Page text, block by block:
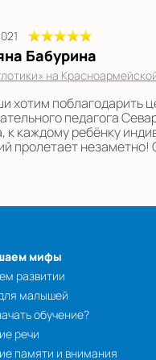
Бабурина
на
хотим поблагодарить
педагога
к каждому ребёнку
пролетает незаметно!
мифы
развитии
малышей
обучение?
речи
памяти и внимания